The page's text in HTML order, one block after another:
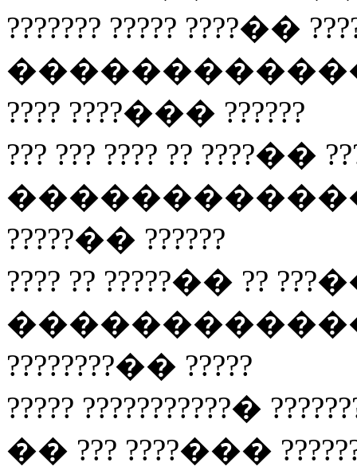
??????? ????? ????��
???? ????��� ??????
??? ??? ???? ?? ????��
?????�� ??????
???? ?? ?????�� ??
????????�� ?????
????? ???????????�
�� ??? ????���